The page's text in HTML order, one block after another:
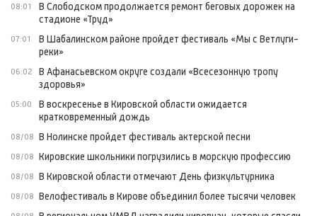
08:01
В Слободском продолжается ремонт беговых дорожек на
стадионе «Труд»
07:01
В Шабалинском районе пройдет фестиваль «Мы с Ветлуги-
реки»
06:02
В Афанасьевском округе создали «Всесезонную тропу
здоровья»
05:00
В воскресенье в Кировской области ожидается
кратковременный дождь
08/08 В Нолинске пройдет фестиваль актерской песни
08/08 Кировские школьники погрузились в морскую профессию
08/08 В Кировской области отмечают День физкультурника
08/08 Велофестиваль в Кирове объединил более тысячи человек